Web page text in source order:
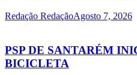
Redação RedaçãoAgosto 7, 2026
PSP DE SANTARÉM
BICICLETA